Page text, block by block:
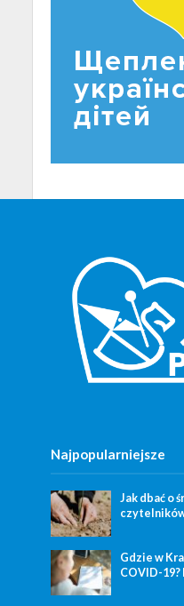
Najpopularniejsze
Jak dbać o
Gdzie w
COVID-